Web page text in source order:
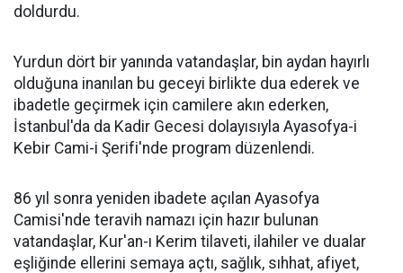
doldurdu.
Yurdun dört bir yanında vatandaşlar, bin aydan hayırlı
olduğuna inanılan bu geceyi birlikte dua ederek ve
ibadetle geçirmek için camilere akın ederken,
İstanbul'da da Kadir Gecesi dolayısıyla Ayasofya-i
Kebir Cami-i Şerifi'nde program düzenlendi.
86 yıl sonra yeniden ibadete açılan Ayasofya
Camisi'nde teravih namazı için hazır bulunan
vatandaşlar, Kur'an-ı Kerim tilaveti, ilahiler ve dualar
eşliğinde ellerini semaya açtı, sağlık, sıhhat, afiyet,